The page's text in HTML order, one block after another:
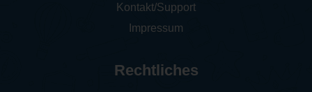
Kontakt/Support
Impressum
Rechtliches